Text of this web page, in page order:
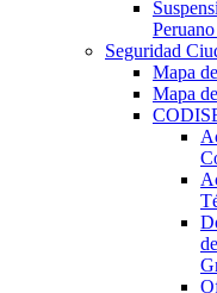
Seguridad
Mapa
Mapa